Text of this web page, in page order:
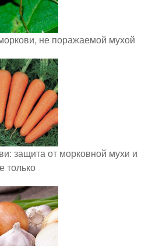
не поражаемой мухой
защита от морковной мухи и
только